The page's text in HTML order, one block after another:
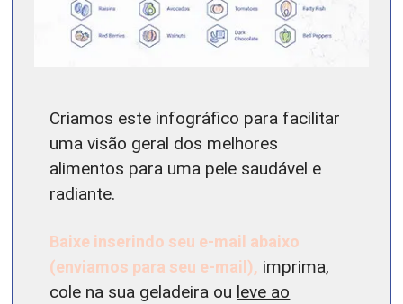
Criamos este infográfico para facilitar
uma visão geral dos melhores
alimentos para uma pele saudável e
radiante.
Baixe inserindo seu e-mail abaixo
(enviamos para seu e-mail), imprima,
cole na sua geladeira ou leve ao